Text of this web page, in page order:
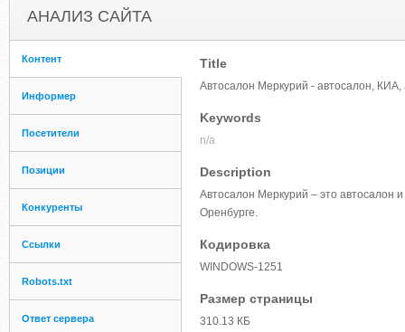
АНАЛИЗ САЙТА
Контент
Информер
Посетители
Позиции
Конкуренты
Ссылки
Robots.txt
Ответ сервера
Title
Автосалон Меркурий - автосалон, КИА,
Keywords
n/a
Description
Автосалон Меркурий – это
Оренбурге.
Кодировка
WINDOWS-1251
Размер страницы
310.13 КБ